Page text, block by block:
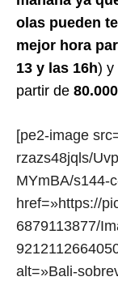
olas pueden
mejor hora
13 y las 16h) y
partir de
[pe2-image
rzazs48jqls/
MYmBA/s144-
href=»https://
6879113877/
alt=»Bali-